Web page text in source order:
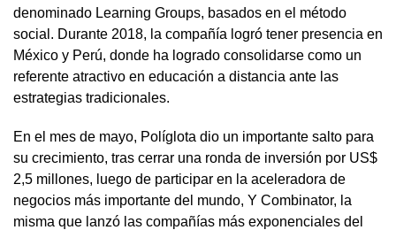
denominado Learning Groups, basados en el método
social. Durante 2018, la compañía logró tener presencia en
México y Perú, donde ha logrado consolidarse como un
referente atractivo en educación a distancia ante las
estrategias tradicionales.
En el mes de mayo, Políglota dio un importante salto para
su crecimiento, tras cerrar una ronda de inversión por US$
2,5 millones, luego de participar en la aceleradora de
negocios más importante del mundo, Y Combinator, la
misma que lanzó las compañías más exponenciales del